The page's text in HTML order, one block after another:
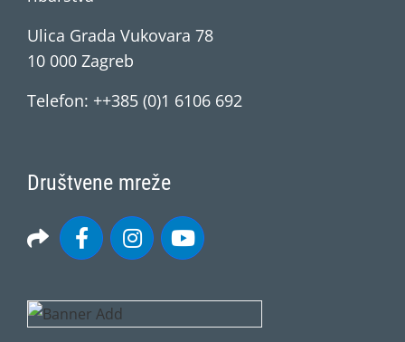
Ulica Grada Vukovara 78
10 000 Zagreb
Telefon: ++385 (0)1 6106 692
Društvene mreže